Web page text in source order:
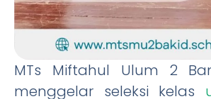
MTs Miftahul Ulum 2
menggelar seleksi kelas